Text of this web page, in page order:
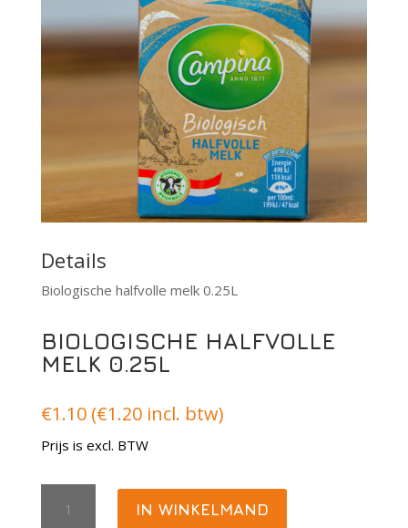
Details
Biologische halfvolle melk 0.25L
BIOLOGISCHE HALFVOLLE
MELK 0.25L
€1.10 (€1.20incl. btw)
Prijs is excl. BTW
halfvolle
IN WINKELMAND